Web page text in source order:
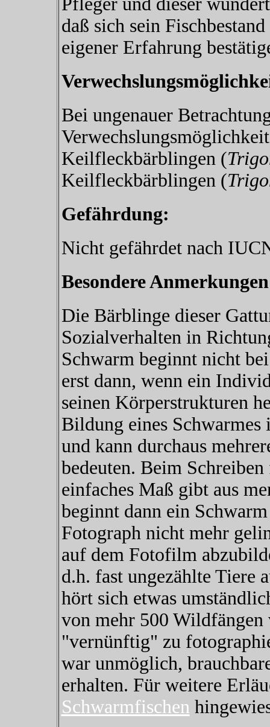
daß sich sein
eigener Erfahrung
Bei ungenauer
Keilfleckbärblingen (
Keilfleckbärblingen (
Gefährdung:
Nicht gefährdet nach
Besondere
Die Bärblinge dieser
Sozialverhalten in
Schwarm beginnt nicht
erst dann, wenn ein
seinen Körperstrukturen
Bildung eines
und kann durchaus
bedeuten. Beim
einfaches Maß gibt aus
beginnt dann ein
Fotograph nicht mehr
auf dem Fotofilm
d.h. fast ungezählte Tiere
hört sich etwas
von mehr 500
"vernünftig" zu
war unmöglich,
erhalten. Für weitere
Schwarmfischen